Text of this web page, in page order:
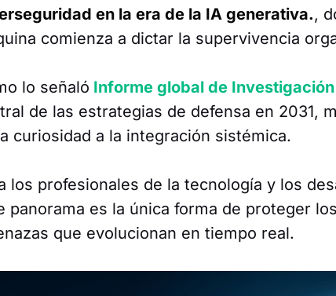
en la era de la IA generativa.,
comienza a dictar la supervivencia
lo señaló Informe global de
de las estrategias de defensa en 2031,
curiosidad a la integración sistémica.
los profesionales de la tecnología y los
panorama es la única forma de proteger
que evolucionan en tiempo real.